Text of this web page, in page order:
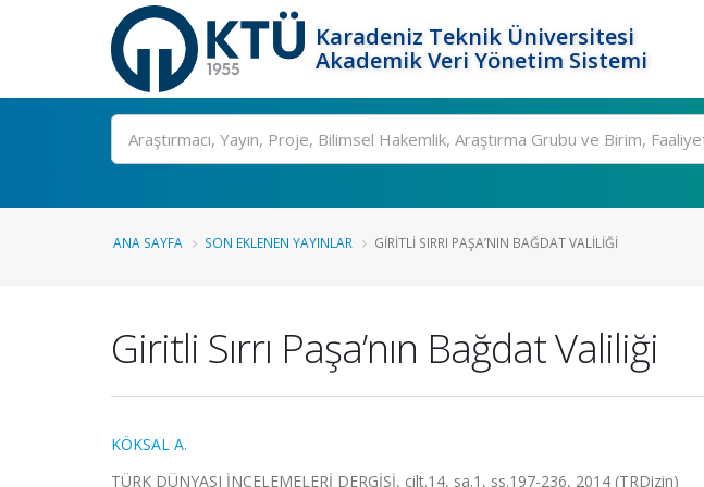
Karadeniz Teknik Üniversitesi
Akademik Veri Yönetim Sistemi
Ara
ANA SAYFA SON EKLENEN YAYINLAR GIRITLI SIRRI PAŞA’NIN BAĞDAT VALILIĞI
Giritli Sırrı Paşa’nın Bağdat Valiliği
KÖKSAL A.
TÜRK DÜNYASI İNCELEMELERİ DERGİSİ, cilt.14, sa.1, ss.197-236, 2014 (TRDizin)